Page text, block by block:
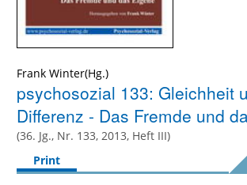
Frank Winter(Hg.)
psychosozial 133: Gleichheit
Differenz - Das Fremde und
(36. Jg., Nr. 133, 2013, Heft III)
Print